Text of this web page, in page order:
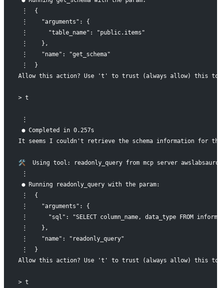
⋮  {
⋮    "arguments": {
⋮      "table_name": "public.items"
⋮    },
⋮    "name": "get_schema"
⋮  }
Allow this action? Use 't' to trust (always allow) this
> t
⋮
● Completed in 0.257s
It seems I couldn't retrieve the schema information for
🛠️  Using tool: readonly_query from mcp server
⋮
● Running readonly_query with the param:
⋮  {
⋮    "arguments": {
⋮      "sql": "SELECT column_name, data_type FROM
⋮    },
⋮    "name": "readonly_query"
⋮  }
Allow this action? Use 't' to trust (always allow) this
> t